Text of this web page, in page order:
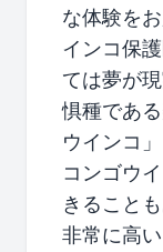
な体験を
インコ保
ては夢が
惧種であ
ウインコ
コンゴウ
きること
非常に高